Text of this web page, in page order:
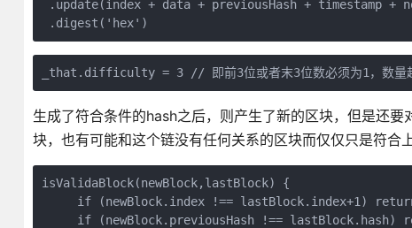
.update(index + data + previousHash + timestamp +
.digest('hex')
_that.difficulty = 3 // 即前3位或者末3位数必须为1，数量
生成了符合条件的hash之后，则产生了新的区块，但是还
块，也有可能和这个链没有任何关系的区块而仅仅只是符合
isValidaBlock(newBlock,lastBlock) {
if (newBlock.index !== lastBlock.index+1)
if (newBlock.previousHash !== lastBlock.hash)